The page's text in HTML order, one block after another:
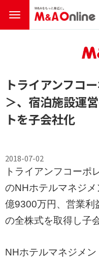
トライアンフコ
＞、宿泊施設運
トを子会社化
2018-07-02
トライアンフコーポ
のNHホテルマネジ
億9300万円、営業
の全株式を取得し子
NHホテルマネジメ